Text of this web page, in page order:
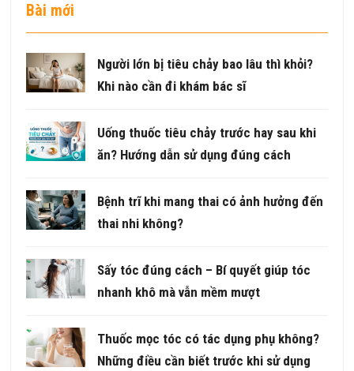
Bài mới
Người lớn bị tiêu chảy bao lâu thì khỏi?
Khi nào cần đi khám bác sĩ
Uống thuốc tiêu chảy trước hay sau khi
ăn? Hướng dẫn sử dụng đúng cách
Bệnh trĩ khi mang thai có ảnh hưởng đến
thai nhi không?
Sấy tóc đúng cách – Bí quyết giúp tóc
nhanh khô mà vẫn mềm mượt
Thuốc mọc tóc có tác dụng phụ không?
Những điều cần biết trước khi sử dụng